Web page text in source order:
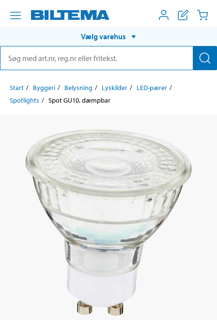
Vælg varehus
Start Byggeri Belysning Lyskilder
LED-pærer
Spotlights
Spot GU10, dæmpbar